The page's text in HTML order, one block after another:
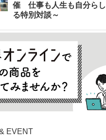
催 仕事も人生も自分ら
る特別対談～
EVENT